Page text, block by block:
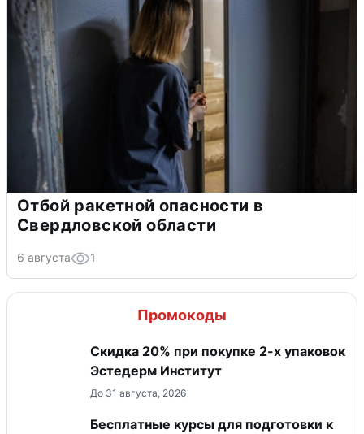
Отбой ракетной опасности в
Свердловской области
6 августа 1
Промокоды
Скидка 20% при покупке 2-х упаковок
Эстедерм Институт
До 31 августа, 2026
Бесплатные курсы для подготовки к